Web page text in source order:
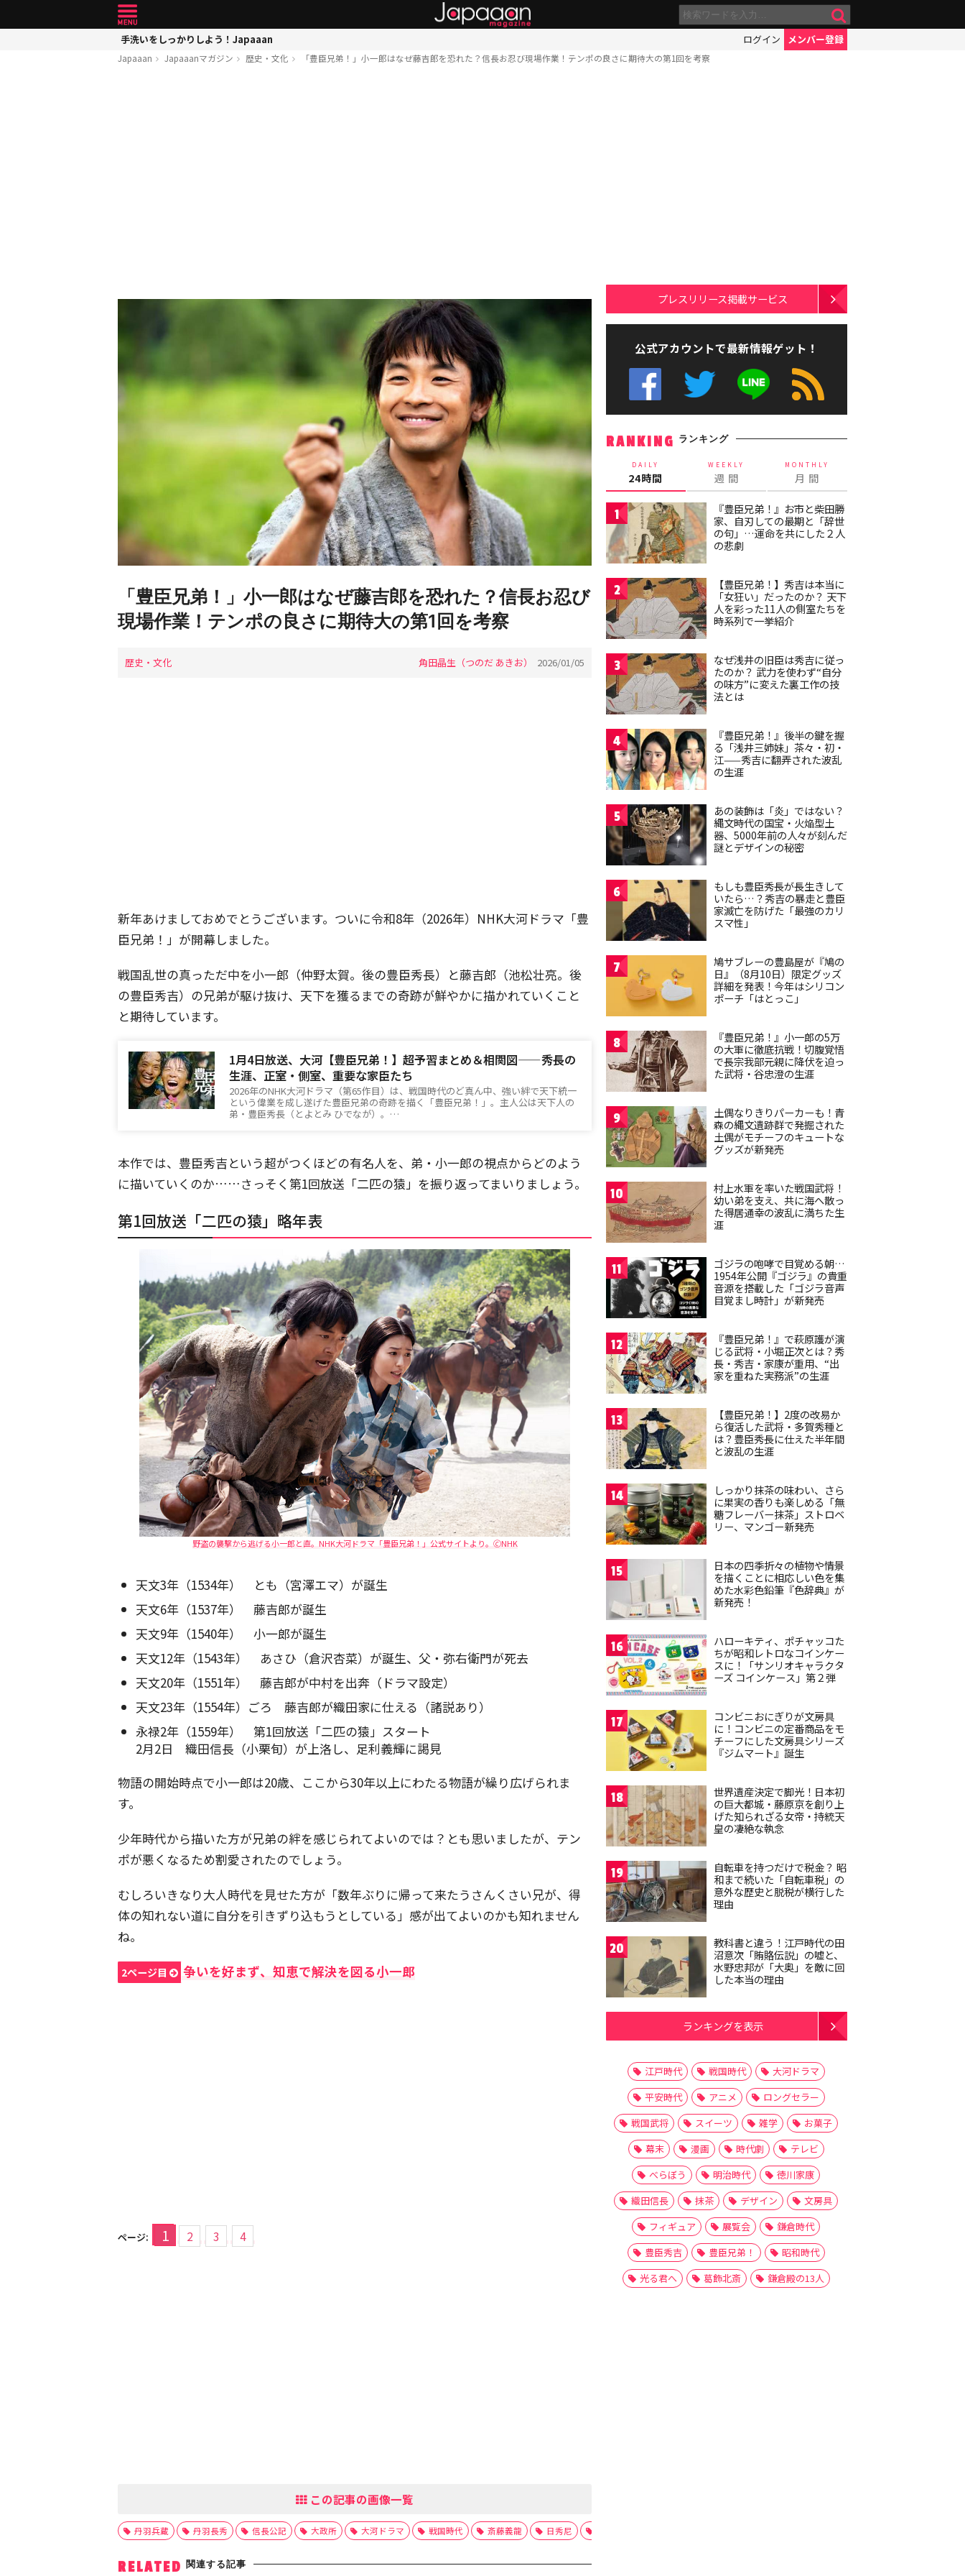
手洗いをしっかりしよう！Japaaan ログイン メンバー登録
Japaaan Japaaanマガジン 歴史・文化 「豊臣兄弟！」小一郎はなぜ藤吉郎を恐れた？信長お忍び現場作業！テンポの良さに期待大の第1回を考察
「豊臣兄弟！」小一郎はなぜ藤吉郎を恐れた？信長お忍び
現場作業！テンポの良さに期待大の第1回を考察
歴史・文化 角田晶生（つのだ あきお） 2026/01/05
新年あけましておめでとうございます。ついに令和8年（2026年）NHK大河ドラマ「豊
臣兄弟！」が開幕しました。
戦国乱世の真っただ中を小一郎（仲野太賀。後の豊臣秀長）と藤吉郎（池松壮亮。後
の豊臣秀吉）の兄弟が駆け抜け、天下を獲るまでの奇跡が鮮やかに描かれていくこと
と期待しています。
1月4日放送、大河【豊臣兄弟！】超予習まとめ＆相関図——秀長の
生涯、正室・側室、重要な家臣たち
2026年のNHK大河ドラマ（第65作目）は、戦国時代のど真ん中、強い絆で天下統一
という偉業を成し遂げた豊臣兄弟の奇跡を描く「豊臣兄弟！」。主人公は天下人の
弟・豊臣秀長（とよとみ ひでなが）。…
本作では、豊臣秀吉という超がつくほどの有名人を、弟・小一郎の視点からどのよう
に描いていくのか……さっそく第1回放送「二匹の猿」を振り返ってまいりましょう。
第1回放送「二匹の猿」略年表
野盗の襲撃から逃げる小一郎と直。NHK大河ドラマ「豊臣兄弟！」公式サイトより。🄫NHK
天文3年（1534年） とも（宮澤エマ）が誕生
天文6年（1537年） 藤吉郎が誕生
天文9年（1540年） 小一郎が誕生
天文12年（1543年） あさひ（倉沢杏菜）が誕生、父・弥右衛門が死去
天文20年（1551年） 藤吉郎が中村を出奔（ドラマ設定）
天文23年（1554年）ごろ 藤吉郎が織田家に仕える（諸説あり）
永禄2年（1559年） 第1回放送「二匹の猿」スタート
2月2日 織田信長（小栗旬）が上洛し、足利義輝に謁見
物語の開始時点で小一郎は20歳、ここから30年以上にわたる物語が繰り広げられま
す。
少年時代から描いた方が兄弟の絆を感じられてよいのでは？とも思いましたが、テン
ポが悪くなるため割愛されたのでしょう。
むしろいきなり大人時代を見せた方が「数年ぶりに帰って来たうさんくさい兄が、得
体の知れない道に自分を引きずり込もうとしている」感が出てよいのかも知れません
ね。
2ページ目 争いを好まず、知恵で解決を図る小一郎
ページ: 1 2 3 4
この記事の画像一覧
丹羽兵蔵 丹羽長秀 信長公記 大政所 大河ドラマ 戦国時代 斎藤義龍 日秀尼
RELATED 関連する記事
プレスリリース掲載サービス
公式アカウントで最新情報ゲット！
RANKING ランキング
DAILY
24時間
WEEKLY
週 間
MONTHLY
月 間
1
『豊臣兄弟！』お市と柴田勝
家、自刃しての最期と「辞世
の句」…運命を共にした２人
の悲劇
2
【豊臣兄弟！】秀吉は本当に
「女狂い」だったのか？ 天下
人を彩った11人の側室たちを
時系列で一挙紹介
3
なぜ浅井の旧臣は秀吉に従っ
たのか？ 武力を使わず“自分
の味方”に変えた裏工作の技
法とは
4
『豊臣兄弟！』後半の鍵を握
る「浅井三姉妹」茶々・初・
江——秀吉に翻弄された波乱
の生涯
5
あの装飾は「炎」ではない？
縄文時代の国宝・火焔型土
器、5000年前の人々が刻んだ
謎とデザインの秘密
6
もしも豊臣秀長が長生きして
いたら…？秀吉の暴走と豊臣
家滅亡を防げた「最強のカリ
スマ性」
7
鳩サブレーの豊島屋が『鳩の
日』（8月10日）限定グッズ
詳細を発表！今年はシリコン
ポーチ「はとっこ」
8
『豊臣兄弟！』小一郎の5万
の大軍に徹底抗戦！切腹覚悟
で長宗我部元親に降伏を迫っ
た武将・谷忠澄の生涯
9
土偶なりきりパーカーも！青
森の縄文遺跡群で発掘された
土偶がモチーフのキュートな
グッズが新発売
10
村上水軍を率いた戦国武将！
幼い弟を支え、共に海へ散っ
た得居通幸の波乱に満ちた生
涯
11
ゴジラの咆哮で目覚める朝…
1954年公開『ゴジラ』の貴重
音源を搭載した「ゴジラ音声
目覚まし時計」が新発売
12
『豊臣兄弟！』で萩原護が演
じる武将・小堀正次とは？秀
長・秀吉・家康が重用、“出
家を重ねた実務派”の生涯
13
【豊臣兄弟！】2度の改易か
ら復活した武将・多賀秀種と
は？豊臣秀長に仕えた半年間
と波乱の生涯
14
しっかり抹茶の味わい、さら
に果実の香りも楽しめる「無
糖フレーバー抹茶」ストロベ
リー、マンゴー新発売
15
日本の四季折々の植物や情景
を描くことに相応しい色を集
めた水彩色鉛筆『色辞典』が
新発売！
16
ハローキティ、ポチャッコた
ちが昭和レトロなコインケー
スに！「サンリオキャラクタ
ーズ コインケース」第２弾
17
コンビニおにぎりが文房具
に！コンビニの定番商品をモ
チーフにした文房具シリーズ
『ジムマート』誕生
18
世界遺産決定で脚光！日本初
の巨大都城・藤原京を創り上
げた知られざる女帝・持統天
皇の凄絶な執念
19
自転車を持つだけで税金？ 昭
和まで続いた「自転車税」の
意外な歴史と脱税が横行した
理由
20
教科書と違う！江戸時代の田
沼意次「賄賂伝説」の嘘と、
水野忠邦が「大奥」を敵に回
した本当の理由
ランキングを表示
江戸時代 戦国時代
大河ドラマ
平安時代
アニメ
ロングセラー
戦国武将
スイーツ 雑学
お菓子
幕末
漫画 時代劇
テレビ
べらぼう
明治時代
徳川家康
織田信長
抹茶 デザイン
文房具
フィギュア
展覧会
鎌倉時代
豊臣秀吉
豊臣兄弟！
昭和時代
光る君へ
葛飾北斎 鎌倉殿の13人